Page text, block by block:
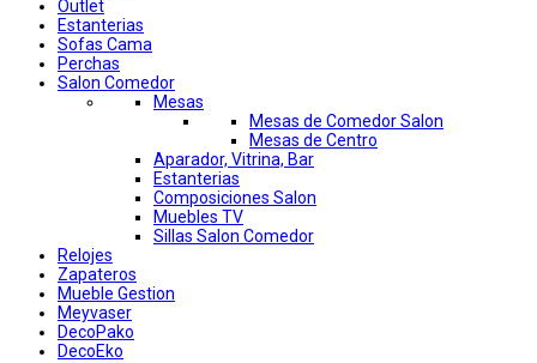
Outlet
Estanterias
Sofas Cama
Perchas
Salon Comedor
Mesas
Mesas de Comedor Salon
Mesas de Centro
Aparador, Vitrina, Bar
Estanterias
Composiciones Salon
Muebles TV
Sillas Salon Comedor
Relojes
Zapateros
Mueble Gestion
Meyvaser
DecoPako
DecoEko